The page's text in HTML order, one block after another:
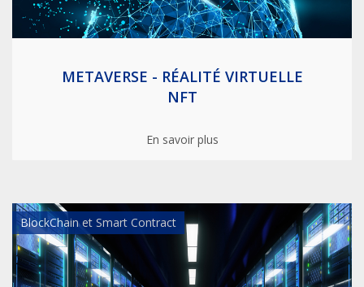
METAVERSE - RÉALITÉ VIRTUELLE
NFT
En savoir plus
BlockChain et Smart Contract